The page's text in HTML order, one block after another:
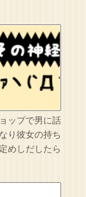
ップで男に話
り彼女の持ち
めしだしたら